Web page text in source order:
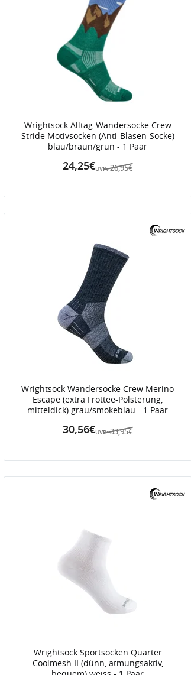
Wrightsock Alltag-Wandersocke Crew
Stride Motivsocken (Anti-Blasen-Socke)
blau/braun/grün - 1 Paar
UVP: 26,95€
24,25€
Wrightsock Wandersocke Crew Merino
Escape (extra Frottee-Polsterung,
mitteldick) grau/smokeblau - 1 Paar
UVP: 33,95€
30,56€
Wrightsock Sportsocken Quarter
Coolmesh II (dünn, atmungsaktiv,